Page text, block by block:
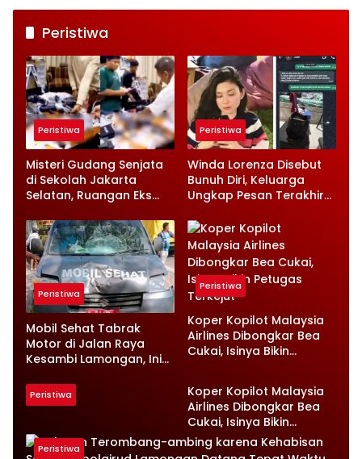
Peristiwa
Peristiwa
Misteri Gudang Senjata
di Sekolah Jakarta
Selatan, Ruangan Eks
Sorotan
Peristiwa
Winda Lorenza Disebut
Bunuh Diri, Keluarga
Ungkap Pesan Terakhir
Rumah
Peristiwa
Mobil Sehat Tabrak
Motor di Jalan Raya
Kesambi Lamongan, Ini
Peristiwa
Koper Kopilot Malaysia
Airlines Dibongkar Bea
Cukai, Isinya Bikin
Peristiwa
Koper Kopilot Malaysia
Airlines Dibongkar Bea
Cukai, Isinya Bikin
Petugas Terkejut
Peristiwa